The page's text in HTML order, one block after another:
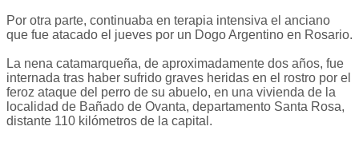
Por otra parte, continuaba en terapia intensiva el anciano
que fue atacado el jueves por un Dogo Argentino en Rosario.
La nena catamarqueña, de aproximadamente dos años, fue
internada tras haber sufrido graves heridas en el rostro por el
feroz ataque del perro de su abuelo, en una vivienda de la
localidad de Bañado de Ovanta, departamento Santa Rosa,
distante 110 kilómetros de la capital.